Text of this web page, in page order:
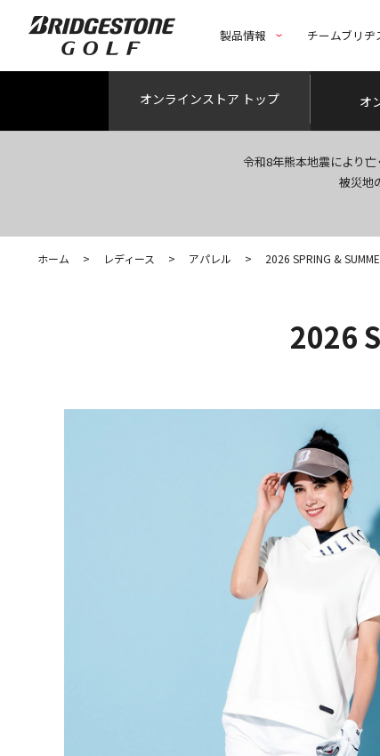
製品情報 チームブリヂ
オンラインストア トップ オ
令和8年熊本地震により
被災地
ホーム > レディース > アパレル > 2026 SPRING &
2026